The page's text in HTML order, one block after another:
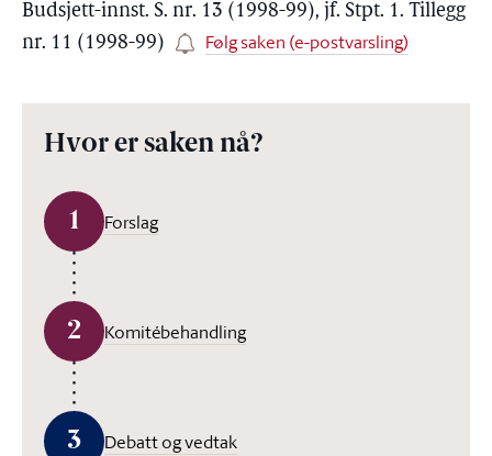
Budsjett-innst. S. nr. 13 (1998-99), jf. Stpt. 1. Tillegg
nr. 11 (1998-99)
Følg saken (e-postvarsling)
Hvor er saken nå?
1 Forslag
2 Komitébehandling
3 Debatt og vedtak